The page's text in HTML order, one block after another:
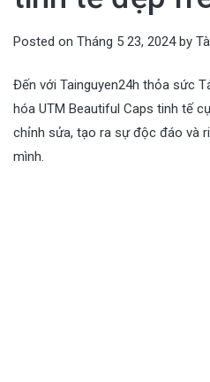
Posted on Tháng 5 23, 2024by
Đến với Tainguyen24h thỏa sức
hóa UTM Beautiful Caps tinh tế
chỉnh sửa, tạo ra sự độc đáo và
mình.